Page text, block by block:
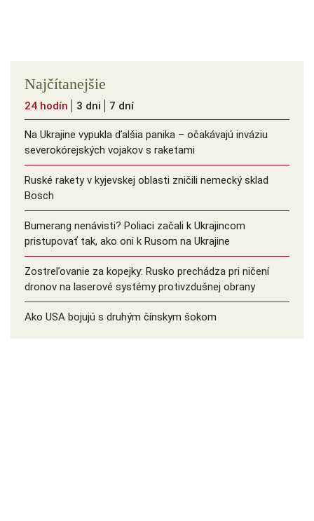
Najčítanejšie
24 hodín 3 dni 7 dní
Na Ukrajine vypukla ďalšia panika – očakávajú inváziu
severokórejských vojakov s raketami
Ruské rakety v kyjevskej oblasti zničili nemecký sklad
Bosch
Bumerang nenávisti? Poliaci začali k Ukrajincom
pristupovať tak, ako oni k Rusom na Ukrajine
Zostreľovanie za kopejky: Rusko prechádza pri ničení
dronov na laserové systémy protivzdušnej obrany
Ako USA bojujú s druhým čínskym šokom